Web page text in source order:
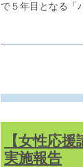
で５年目となる「
【女性応
実施報告